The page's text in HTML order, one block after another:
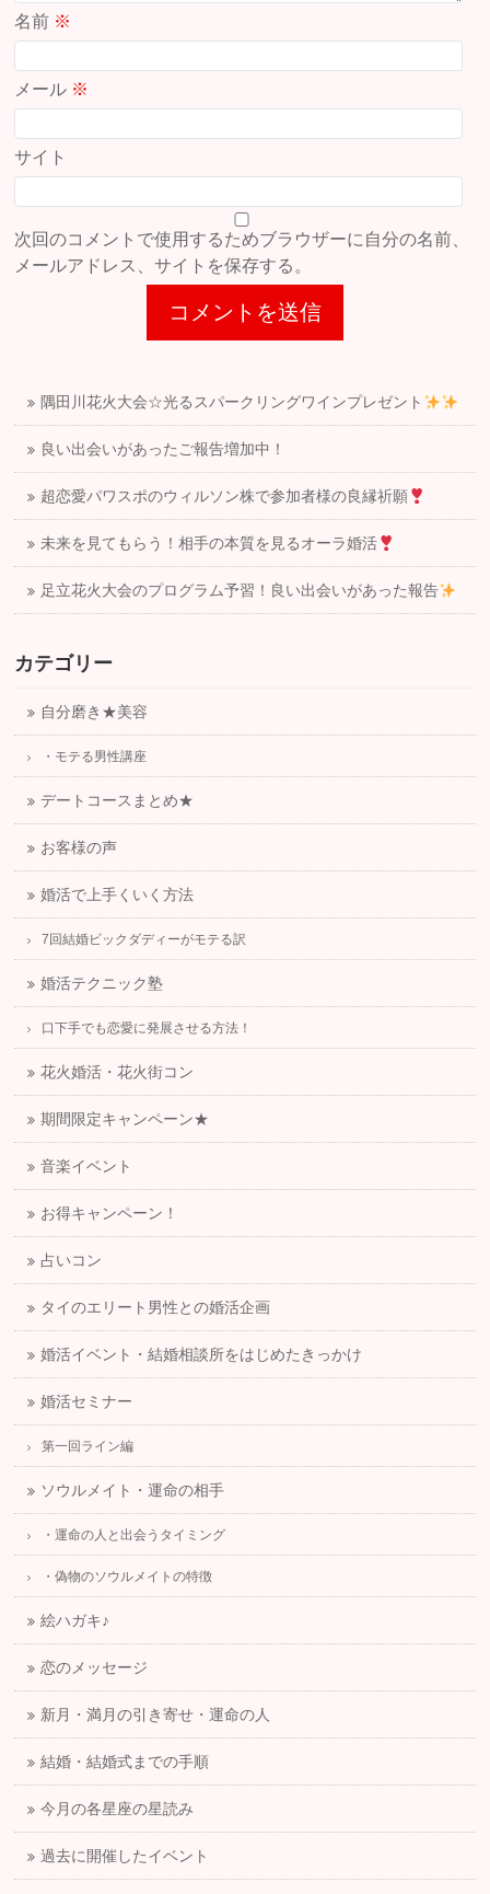
名前 ※
メール ※
サイト
次回のコメントで使用するためブラウザーに自分の名前、
メールアドレス、サイトを保存する。
隅田川花火大会☆光るスパークリングワインプレゼント
良い出会いがあったご報告増加中！
超恋愛パワスポのウィルソン株で参加者様の良縁祈願
未来を見てもらう！相手の本質を見るオーラ婚活
足立花火大会のプログラム予習！良い出会いがあった報告
カテゴリー
自分磨き★美容
・モテる男性講座
デートコースまとめ★
お客様の声
婚活で上手くいく方法
7回結婚ビックダディーがモテる訳
婚活テクニック塾
口下手でも恋愛に発展させる方法！
花火婚活・花火街コン
期間限定キャンペーン★
音楽イベント
お得キャンペーン！
占いコン
タイのエリート男性との婚活企画
婚活イベント・結婚相談所をはじめたきっかけ
婚活セミナー
第一回ライン編
ソウルメイト・運命の相手
・運命の人と出会うタイミング
・偽物のソウルメイトの特徴
絵ハガキ♪
恋のメッセージ
新月・満月の引き寄せ・運命の人
結婚・結婚式までの手順
今月の各星座の星読み
過去に開催したイベント